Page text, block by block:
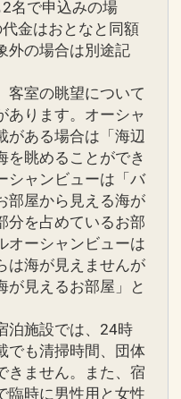
。
レスコードがご
にお問い合わせ
上）、ビーチサ
ご遠慮くださ
ビーチサンダル
ください。
ースでは、ワン
すべての入れ墨
ております。
、スリッパ、タ
利用とさせてい
名で申込みの場
金はおとなと同額
外の場合は別途記
客室の眺望について
あります。オーシャ
がある場合は「海辺
を眺めることができ
シャンビューは「バ
部屋から見える海が
分を占めているお部
オーシャンビューは
は海が見えませんが
が見えるお部屋」と
泊施設では、24時
でも清掃時間、団体
きません。また、宿
臨時に男性用と女性